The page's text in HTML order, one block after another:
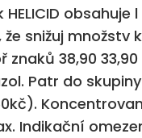
snižuj množstv
38,90
Patr do
Indikační